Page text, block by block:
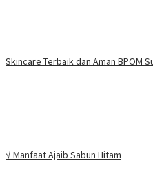
Skincare Terbaik dan Aman BPOM
√ Manfaat Ajaib Sabun Hitam